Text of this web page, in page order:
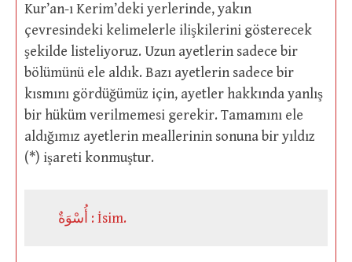
Kur’an-ı Kerim’deki yerlerinde, yakın
çevresindeki kelimelerle ilişkilerini gösterecek
şekilde listeliyoruz. Uzun ayetlerin sadece bir
bölümünü ele aldık. Bazı ayetlerin sadece bir
kısmını gördüğümüz için, ayetler hakkında yanlış
bir hüküm verilmemesi gerekir. Tamamını ele
aldığımız ayetlerin meallerinin sonuna bir yıldız
(*) işareti konmuştur.
أُسْوَةٌ : İsim.